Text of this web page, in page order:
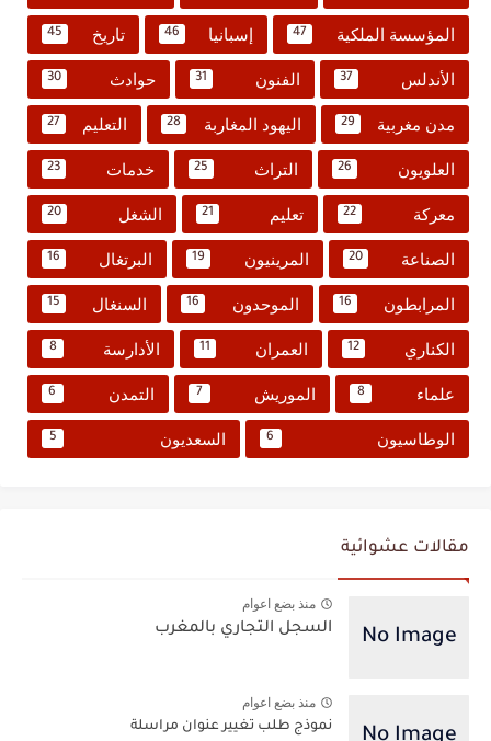
المؤسسة الملكية 47 إسبانيا 46 تاريخ 45
الأندلس 37 الفنون 31 حوادث 30
مدن مغربية 29 اليهود المغاربة 28 التعليم 27
العلويون 26 التراث 25 خدمات 23
معركة 22 تعليم 21 الشغل 20
الصناعة 20 المرينيون 19 البرتغال 16
المرابطون 16 الموحدون 16 السنغال 15
الكناري 12 العمران 11 الأدارسة 8
علماء 8 الموريش 7 التمدن 6
الوطاسيون 6 السعديون 5
مقالات عشوائية
منذ بضع اعوام
السجل التجاري بالمغرب
منذ بضع اعوام
نموذج طلب تغيير عنوان مراسلة